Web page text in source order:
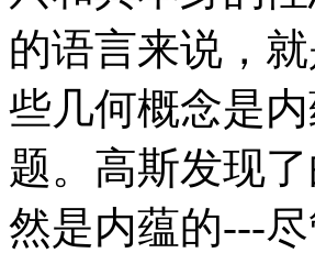
的语言来说，
些几何概念是
题。高斯发现
然是内蕴的---